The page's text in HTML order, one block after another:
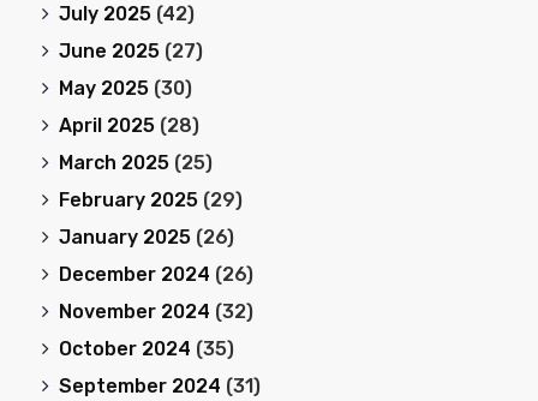
July 2025 (42)
June 2025 (27)
May 2025 (30)
April 2025 (28)
March 2025 (25)
February 2025 (29)
January 2025 (26)
December 2024 (26)
November 2024 (32)
October 2024 (35)
September 2024 (31)